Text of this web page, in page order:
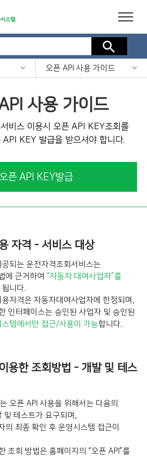
검색
오픈 API 사용 가이드
사용 가이드
비스 이용시 오픈 API KEY조회를
API KEY 발급을 받으셔야 합니다.
오픈 API KEY발급
자격 - 서비스 대상
되는 운전자격조회서비스는
에 근거하여 “자동차 대여사업자”를
됩니다.
자격은 자동차대여사업자에 한정되며,
인터페이스는 승인된 사업자 및 승인된
템에서만 접근/사용이 가능합니다.
용한 조회방법 - 개발 및 테스
오픈 API 사용을 위해서는 다음의
및 테스트가 요구되며,
의 최종 확인 후 운영시스템 접근이
조회 방법은 홈페이지의 “오픈 API”를